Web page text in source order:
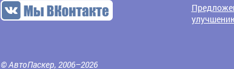
© АвтоПаскер, 2006–2026